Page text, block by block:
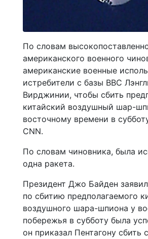
По словам
американского военного
американские военные
истребители с базы ВВС
Вирджинии, чтобы сбить
китайский воздушный шар-
восточному времени в
CNN.
По словам чиновника, была
одна ракета.
Президент Джо Байден
по сбитию предполагаемого
воздушного шара-шпиона у
побережья в субботу была
он приказал Пентагону сбить